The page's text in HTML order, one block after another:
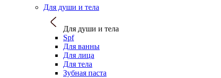
Для души и тела
Для души и тела
Spf
Для ванны
Для лица
Для тела
Зубная паста